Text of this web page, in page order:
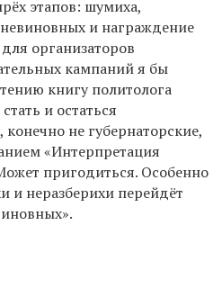
этапов: шумиха,
невиновных и награждение
организаторов
кампаний я бы
книгу политолога
и остаться
не губернаторские,
«Интерпретация
пригодиться. Особенно
и неразберихи перейдёт